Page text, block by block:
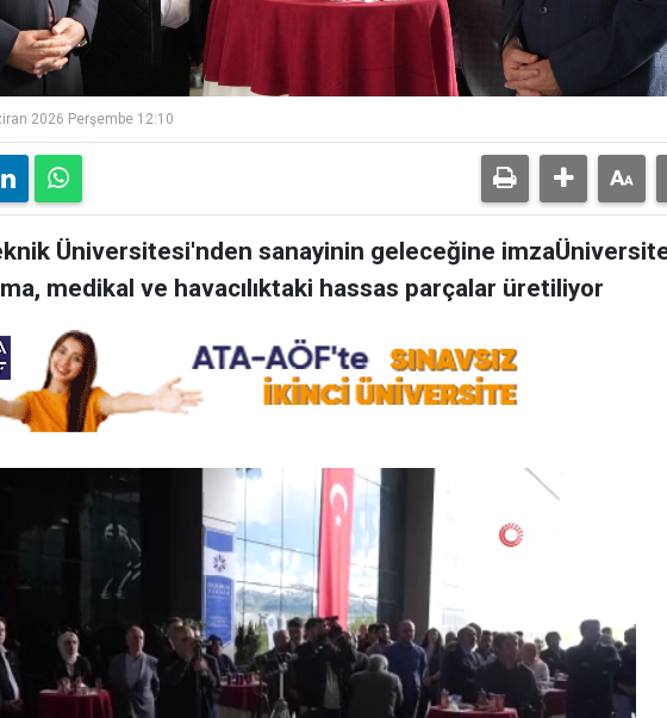
2026 Perşembe 12:10
Üniversitesi'nden sanayinin geleceğine
medikal ve havacılıktaki hassas parçalar üretiliyor